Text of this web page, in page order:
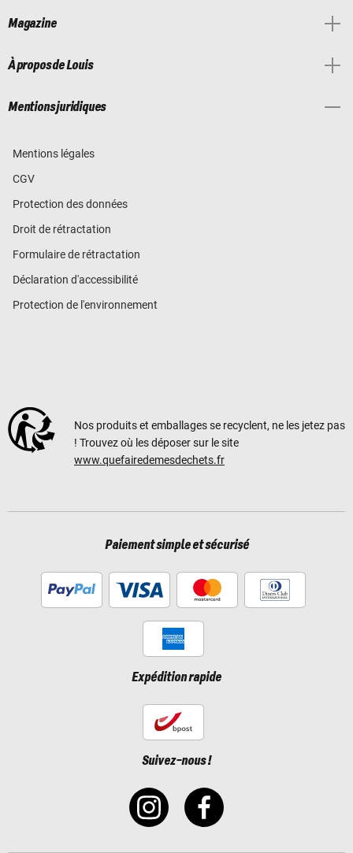
Magazine
À propos de Louis
Mentions juridiques
Mentions légales
CGV
Protection des données
Droit de rétractation
Formulaire de rétractation
Déclaration d'accessibilité
Protection de l'environnement
Nos produits et emballages se recyclent, ne les jetez pas
! Trouvez où les déposer sur le site
www.quefairedemesdechets.fr
Paiement simple et sécurisé
Expédition rapide
Suivez-nous !